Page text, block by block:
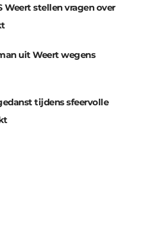
Weert stellen vragen over
uit Weert wegens
tijdens sfeervolle